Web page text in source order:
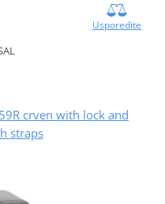
Usporedite
crven with lock and
straps